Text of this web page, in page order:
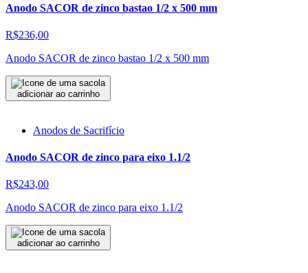
Anodo SACOR de zinco bastao 1/2 x 500 mm
R$236,00
Anodo SACOR de zinco bastao 1/2 x 500 mm
adicionar ao carrinho
Anodos de Sacrifício
Anodo SACOR de zinco para eixo 1.1/2
R$243,00
Anodo SACOR de zinco para eixo 1.1/2
adicionar ao carrinho